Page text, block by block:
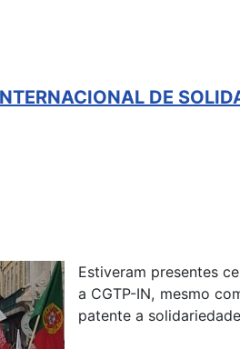
DE
Estiveram presentes
a CGTP-IN, mesmo
patente a